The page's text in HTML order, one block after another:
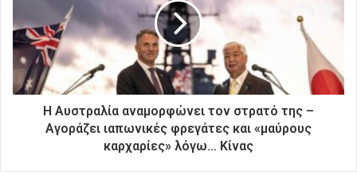
ς
δ
ε
ύ
η
Η Αυστραλία αναμορφώνει τον στρατό της –
Αγοράζει ιαπωνικές φρεγάτες και «μαύρους
καρχαρίες» λόγω… Κίνας